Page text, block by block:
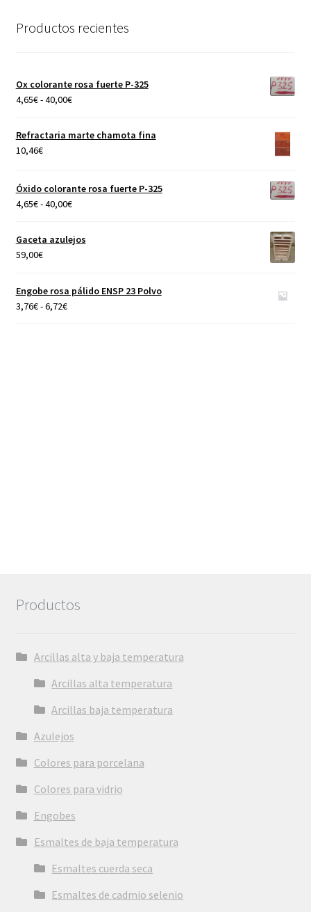
Productos recientes
Ox colorante rosa fuerte P-325
4,65€-40,00€Rango
precios:
40,00€
Refractaria marte chamota fina
10,46€
Óxido colorante rosa fuerte P-325
4,65€-40,00€Rango
precios:
desde
40,00€
Gaceta azulejos
59,00€
Engobe rosa pálido ENSP 23 Polvo
3,76€-6,72€Rango
Productos
Arcillas alta y baja temperatura
Arcillas alta temperatura
Arcillas baja temperatura
Azulejos
Colores para porcelana
Colores para vidrio
Engobes
Esmaltes de baja temperatura
Esmaltes cuerda seca
Esmaltes de cadmio selenio